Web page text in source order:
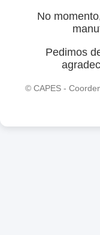
No
Pedimos
© CAPES -